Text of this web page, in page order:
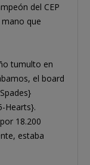
del CEP
que
tumulto en
el board
.
18.200
estaba